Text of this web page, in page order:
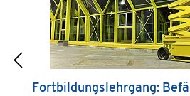
Fortbildungslehrgang: